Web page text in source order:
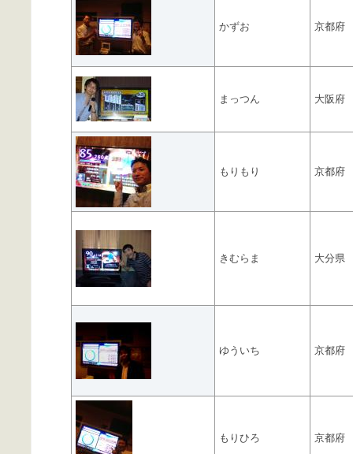
かずお 京都府
まっつん 大阪府
もりもり 京都府
きむらま 大分県
ゆういち 京都府
もりひろ 京都府